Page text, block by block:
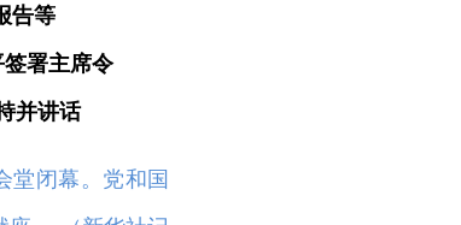
告等
签署主席令
并讲话
堂闭幕。党和国